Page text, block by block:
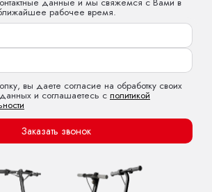
рабочее время.
вы даете согласие на обработку своих
и соглашаетесь с политикой
Заказать звонок